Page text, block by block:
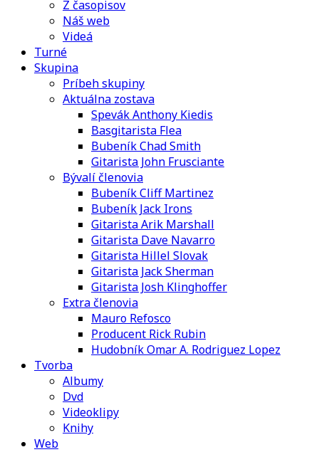
Z časopisov
Náš web
Videá
Turné
Skupina
Príbeh skupiny
Aktuálna zostava
Spevák Anthony Kiedis
Basgitarista Flea
Bubeník Chad Smith
Gitarista John Frusciante
Bývalí členovia
Bubeník Cliff Martinez
Bubeník Jack Irons
Gitarista Arik Marshall
Gitarista Dave Navarro
Gitarista Hillel Slovak
Gitarista Jack Sherman
Gitarista Josh Klinghoffer
Extra členovia
Mauro Refosco
Producent Rick Rubin
Hudobník Omar A. Rodriguez Lopez
Tvorba
Albumy
Dvd
Videoklipy
Knihy
Web